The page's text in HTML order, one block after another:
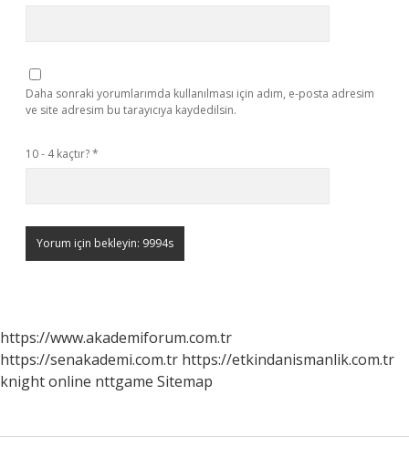
Daha sonraki yorumlarımda kullanılması için adım, e-posta adresim
ve site adresim bu tarayıcıya kaydedilsin.
10 - 4 kaçtır?*
https://www.akademiforum.com.tr
https://senakademi.com.tr https://etkindanismanlik.com.tr
knight online nttgame Sitemap